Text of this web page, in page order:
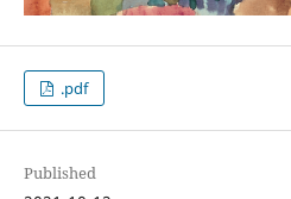
.pdf
Published